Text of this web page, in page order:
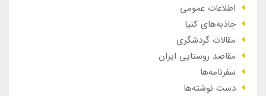
اطلاعات عمومی
جاذبه‌های کنیا
مقالات گردشگری
مقاصد روستایی ایران
سفرنامه‌ها
دست نوشته‌ها